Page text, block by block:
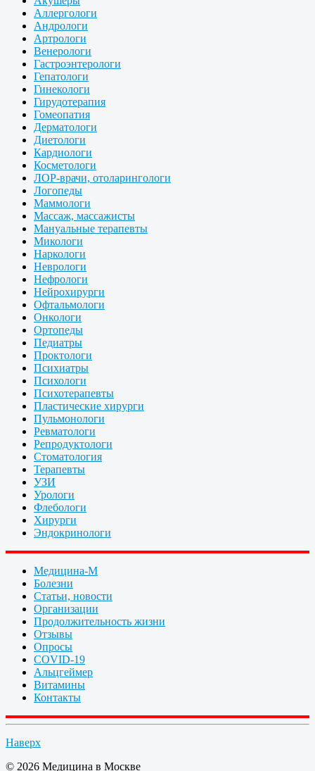
Аллергологи
Андрологи
Артрологи
Венерологи
Гастроэнтерологи
Гепатологи
Гинекологи
Гирудотерапия
Гомеопатия
Дерматологи
Диетологи
Кардиологи
Косметологи
ЛОР-врачи, отоларингологи
Логопеды
Маммологи
Массаж, массажисты
Мануальные терапевты
Микологи
Наркологи
Неврологи
Нефрологи
Нейрохирурги
Офтальмологи
Онкологи
Ортопеды
Педиатры
Проктологи
Психиатры
Психологи
Психотерапевты
Пластические хирурги
Пульмонологи
Ревматологи
Репродуктологи
Стоматология
Терапевты
УЗИ
Урологи
Флебологи
Хирурги
Эндокринологи
Медицина-М
Болезни
Статьи, новости
Организации
Продолжительность жизни
Отзывы
Опросы
COVID-19
Альцгеймер
Витамины
Контакты
Наверх
© 2026 Медицина в Москве